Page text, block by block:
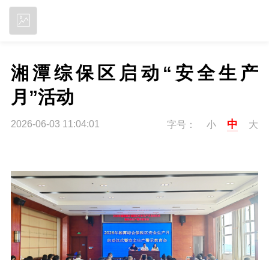
湘潭综保区启动“安全生产
月”活动
2026-06-03 11:04:01 字号： 小 中 大